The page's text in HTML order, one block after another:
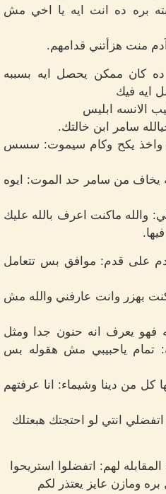
بره ده انت ايه يا اخي مش
منت هزأتني قدامهم.
كان ممكن يحصل ايه بسببه
ايه فيك
الانسه ابليس
سامر ابن خالتك.
واخذ يكح وكام سيموت: سسس
يخاف من سامر حد الموت: ايوه
والله ماكنت اعرف بالله عليك
على قدم: موافق بس تتعامل
كنت بهزر وانت عارفني والله مش
فهو يعرف انه حنون جدا ومثل
تمام ياحبيبي مش هقوله بس
من دينا وشيماء: انا عرفتهم
انتي لو احتجتك هبعتلك
لهم: اتفضلوا استريحوا
ومازن عايز يعتذر لكم